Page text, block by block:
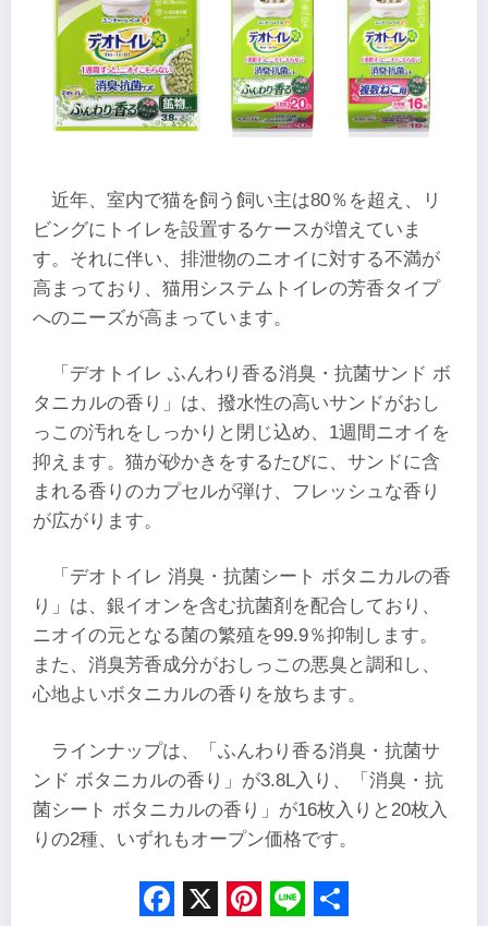
近年、室内で猫を飼う飼い主は80％を超え、リ
ビングにトイレを設置するケースが増えていま
す。それに伴い、排泄物のニオイに対する不満が
高まっており、猫用システムトイレの芳香タイプ
へのニーズが高まっています。
「デオトイレ ふんわり香る消臭・抗菌サンド ボ
タニカルの香り」は、撥水性の高いサンドがおし
っこの汚れをしっかりと閉じ込め、1週間ニオイを
抑えます。猫が砂かきをするたびに、サンドに含
まれる香りのカプセルが弾け、フレッシュな香り
が広がります。
「デオトイレ 消臭・抗菌シート ボタニカルの香
り」は、銀イオンを含む抗菌剤を配合しており、
ニオイの元となる菌の繁殖を99.9％抑制します。
また、消臭芳香成分がおしっこの悪臭と調和し、
心地よいボタニカルの香りを放ちます。
ラインナップは、「ふんわり香る消臭・抗菌サ
ンド ボタニカルの香り」が3.8L入り、「消臭・抗
菌シート ボタニカルの香り」が16枚入りと20枚入
りの2種、いずれもオープン価格です。